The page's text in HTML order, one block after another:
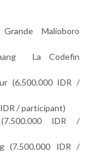
Malioboro
La Codefin
(6.500.000 IDR /
/ participant)
IDR /
(7.500.000 IDR /